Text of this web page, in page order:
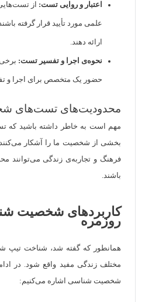
اعتبار و روایی تست: از
علمی مورد تأیید قرار گرفته
ارائه دهند.
نحوه‌ی اجرا و تفسیر تست:
حضور یک متخصص برای اجرا و
محدودیت‌های تست‌های
مهم است به خاطر داشته باشید
بخشی از شخصیت ما را آشکار
فرهنگ و تجاربه‌ی زندگی می‌توانند
باشند.
کاربردهای شخصیت
روزمره
همانطور که گفته شد، شناخت تیپ
مختلف زندگی مفید واقع شود. در
شخصیت شناسی اشاره می‌کنیم: